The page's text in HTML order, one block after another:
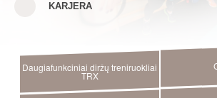
KARJERA
Daugiafunkciniai diržų treniruokliai
TRX